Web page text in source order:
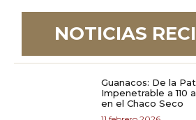
NOTICIAS
Guanacos: De la
Impenetrable a 110
en el Chaco Seco